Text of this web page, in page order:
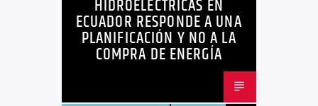
NOTICIASHIDROELÉCTRICAS EN
ECUADOR RESPONDE A UNA
PLANIFICACIÓN Y NO A LA
COMPRA DE ENERGÍA